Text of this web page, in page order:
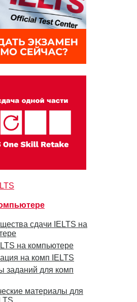
сдачи IELTS на
на компьютере
на комп IELTS
заданий для комп
материалы для